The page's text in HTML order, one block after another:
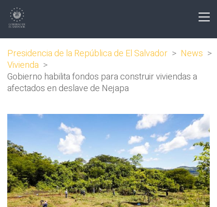
Presidencia de la República de El Salvador > News >
Vivienda >
Gobierno habilita fondos para construir viviendas a
afectados en deslave de Nejapa